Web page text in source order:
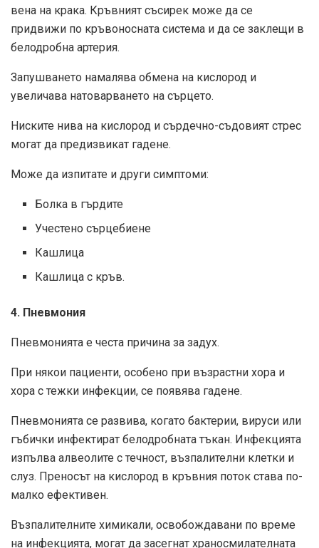
вена на крака. Кръвният съсирек може да се
придвижи по кръвоносната система и да се заклещи в
белодробна артерия.
Запушването намалява обмена на кислород и
увеличава натоварването на сърцето.
Ниските нива на кислород и сърдечно-съдовият стрес
могат да предизвикат гадене.
Може да изпитате и други симптоми:
Болка в гърдите
Учестено сърцебиене
Кашлица
Кашлица с кръв.
4. Пневмония
Пневмонията е честа причина за задух.
При някои пациенти, особено при възрастни хора и
хора с тежки инфекции, се появява гадене.
Пневмонията се развива, когато бактерии, вируси или
гъбички инфектират белодробната тъкан. Инфекцията
изпълва алвеолите с течност, възпалителни клетки и
слуз. Преносът на кислород в кръвния поток става по-
малко ефективен.
Възпалителните химикали, освобождавани по време
на инфекцията, могат да засегнат храносмилателната